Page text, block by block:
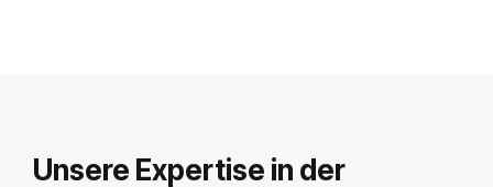
Unsere Expertise in der